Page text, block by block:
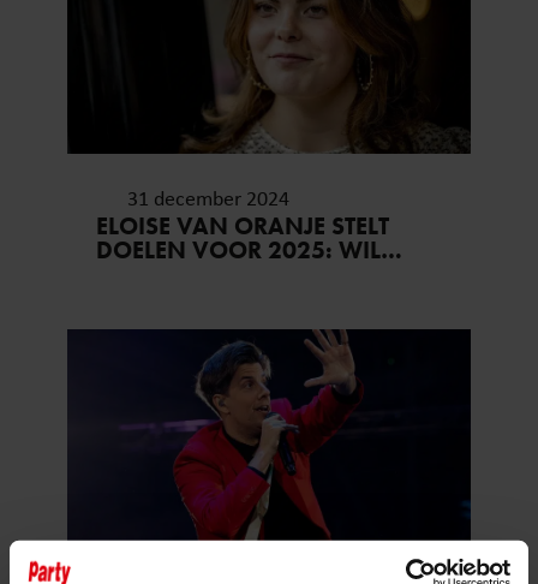
31 december 2024
ELOISE VAN ORANJE STELT
DOELEN VOOR 2025: WIL